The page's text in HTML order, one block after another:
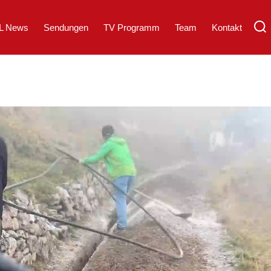
News Sendungen TV Programm Team Kontakt